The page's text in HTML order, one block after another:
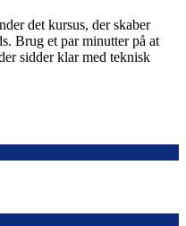
det kursus, der skaber
Brug et par minutter på at
sidder klar med teknisk